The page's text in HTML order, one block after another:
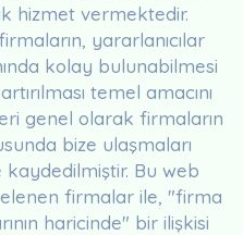
hizmet vermektedir.
yararlanıcılar
kolay bulunabilmesi
temel amacını
genel olarak firmaların
bize ulaşmaları
Bu web
firmalar ile, "firma
haricinde" bir ilişkisi